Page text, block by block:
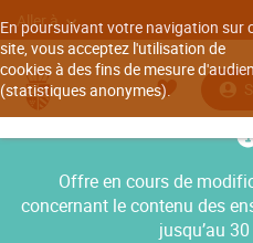
En poursuivant votre navigation sur
site, vous acceptez l'utilisation de
cookies à des fins de mesure
(statistiques anonymes).
Aller à
Offre en cours de
concernant le contenu des
jusqu’au